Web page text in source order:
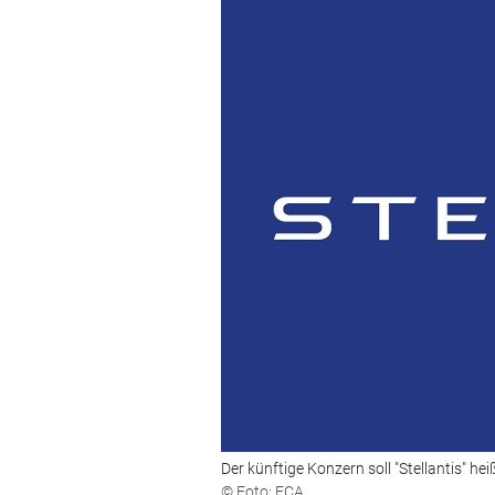
Der künftige Konzern soll "Stellantis"